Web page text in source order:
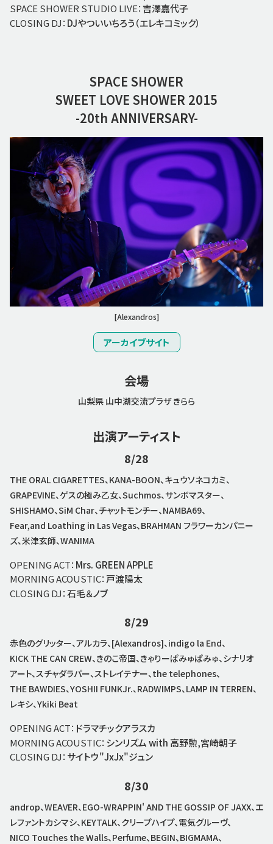
SPACE SHOWER STUDIO LIVE：吉澤嘉代子
CLOSING DJ： DJやついいちろう（エレキコミック）
SPACE SHOWER
SWEET LOVE SHOWER 2015
-20th ANNIVERSARY-
[Alexandros]
アーカイブサイト
会場
山梨県 山中湖交流プラザ きらら
出演アーティスト
8/28
THE ORAL CIGARETTES、KANA-BOON、キュウソネコカミ、
GRAPEVINE、ゲスの極み乙女、Suchmos、サンボマスター、
SHISHAMO、SiM Char、チャットモンチー、NAMBA69、
Fear,and Loathing in Las Vegas、BRAHMAN フラワーカンパニー
ズ、米津玄師、WANIMA
OPENING ACT： Mrs. GREEN APPLE
MORNING ACOUSTIC：戸渡陽太
CLOSING DJ：石毛＆ノブ
8/29
赤色のグリッター、アルカラ、[Alexandros]、indigo la End、
KICK THE CAN CREW、きのこ帝国、きゃりーぱみゅぱみゅ、シナリオ
アート、スチャダラパー、ストレイテナー、the telephones、
THE BAWDIES、YOSHII FUNKJr.、RADWIMPS、LAMP IN TERREN、
レキシ、Ykiki Beat
OPENING ACT： ドラマチックアラスカ
MORNING ACOUSTIC： シンリズム with 高野勲,宮崎朝子
CLOSING DJ： サイトウ"JxJx"ジュン
8/30
androp、WEAVER、EGO-WRAPPIN' AND THE GOSSIP OF JAXX、エ
レファントカシマシ、KEYTALK、クリープハイプ、電気グルーヴ、
NICO Touches the Walls、Perfume、BEGIN、BIGMAMA、